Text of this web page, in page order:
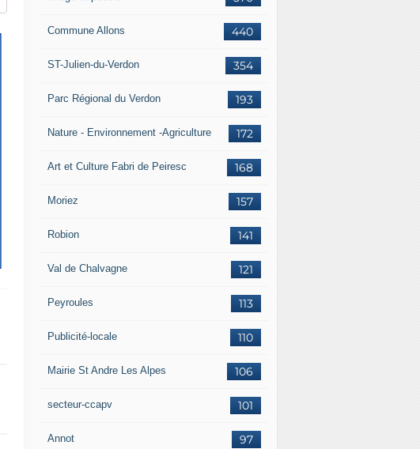
440
Commune Allons
354
ST-Julien-du-Verdon
193
Parc Régional du Verdon
172
Nature - Environnement -Agriculture
168
Art et Culture Fabri de Peiresc
157
Moriez
141
Robion
121
Val de Chalvagne
113
Peyroules
110
Publicité-locale
106
Mairie St Andre Les Alpes
101
secteur-ccapv
97
Annot